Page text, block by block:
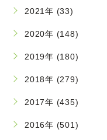
2021年 (33)
2020年 (148)
2019年 (180)
2018年 (279)
2017年 (435)
2016年 (501)